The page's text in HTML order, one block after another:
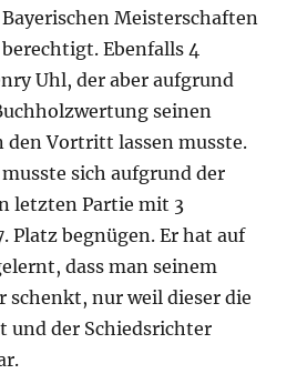
Meisterschaften
Ebenfalls 4
Uhl, der aber aufgrund
seinen
den Vortritt lassen musste.
sich aufgrund der
letzten Partie mit 3
Platz begnügen. Er hat auf
dass man seinem
schenkt, nur weil dieser die
und der Schiedsrichter